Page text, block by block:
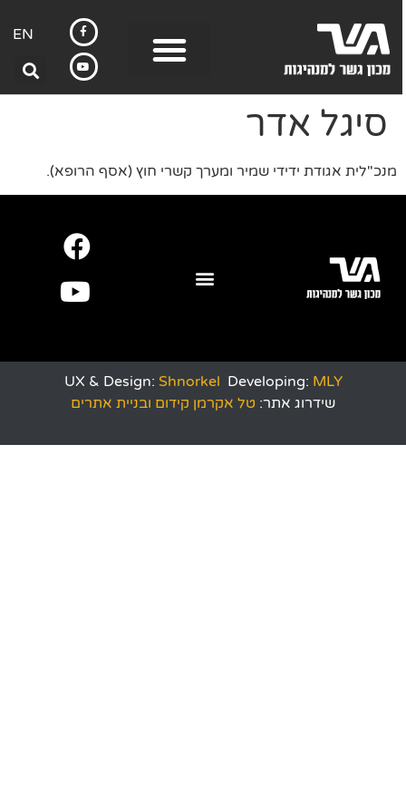
EN
סיגל אדר
מנכ"לית אגודת ידידי שמיר ומערך קשרי חוץ (אסף הרופא).
UX & Design:Shnorkel Developing:MLY
שידרוג אתר: טל אקרמן קידום ובניית אתרים